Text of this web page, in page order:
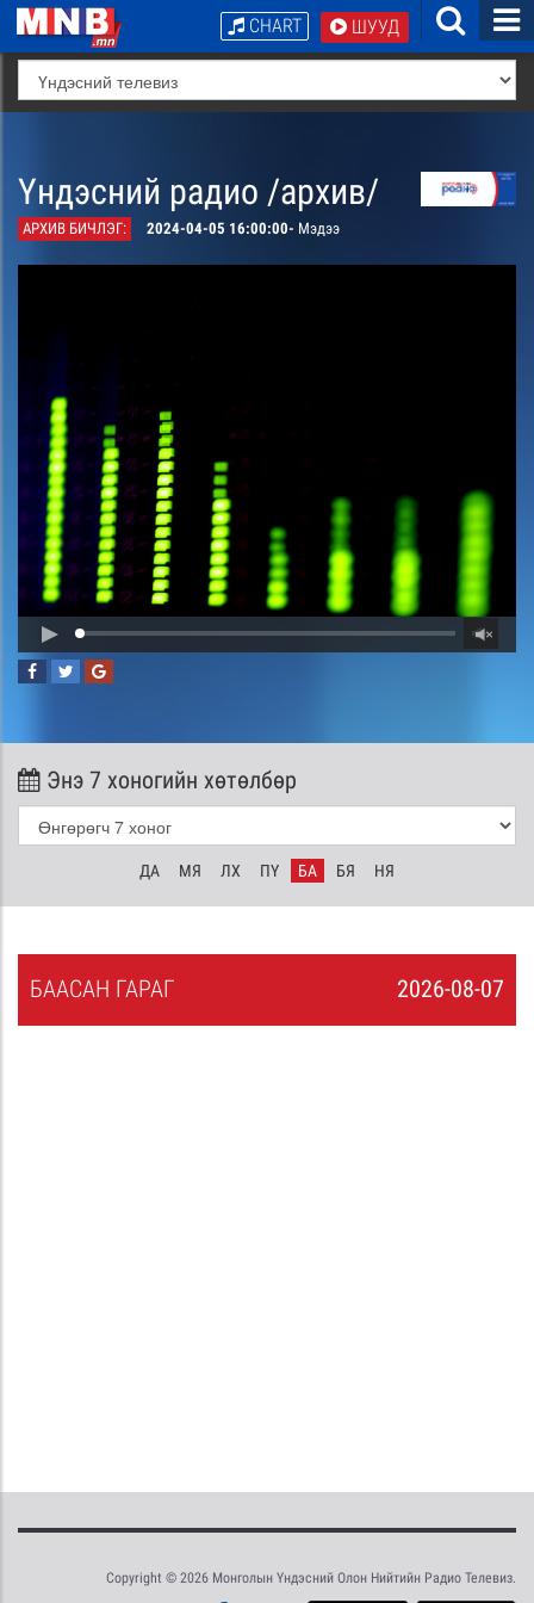
ШУУД
CHART
Үндэсний радио /архив/
АРХИВ БИЧЛЭГ: 2024-04-05 16:00:00- Мэдээ
Энэ 7 хоногийн хөтөлбөр
ДА МЯ ЛХ ПҮ БА БЯ НЯ
2026-08-07
БААСАН ГАРАГ
Copyright © 2026 Монголын Үндэсний Олон Нийтийн Радио Телевиз.